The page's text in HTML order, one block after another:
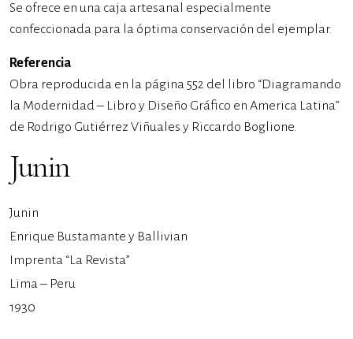
Se ofrece en una caja artesanal especialmente
confeccionada para la óptima conservación del ejemplar.
Referencia
Obra reproducida en la página 552 del libro “Diagramando
la Modernidad – Libro y Diseño Gráfico en America Latina”
de Rodrigo Gutiérrez Viñuales y Riccardo Boglione.
Junin
Junin
Enrique Bustamante y Ballivian
Imprenta “La Revista”
Lima – Peru
1930